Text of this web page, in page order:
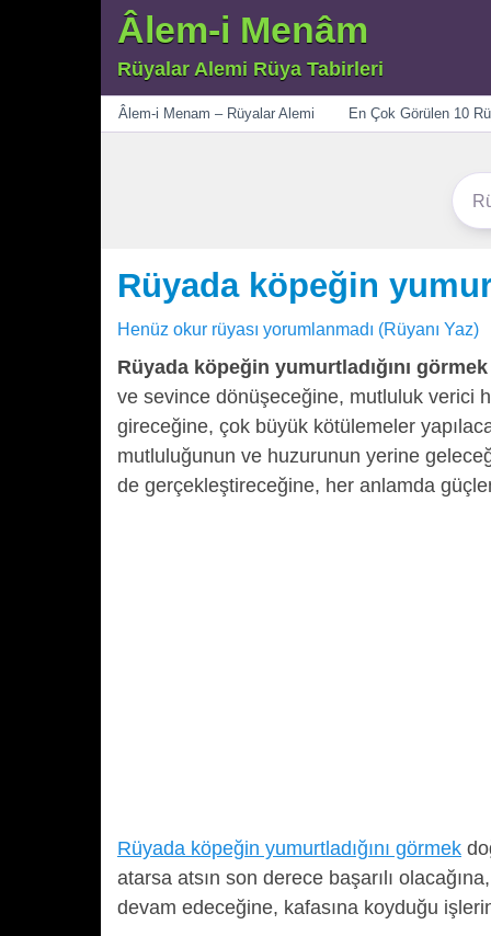
Âlem-i Menâm
Rüyalar Alemi Rüya Tabirleri
Menü
Âlem-i Menam – Rüyalar Alemi En Çok Görülen 10
Rüyada köpeğin
Henüz okur rüyası yorumlanmadı (Rüyanı Yaz)
Rüyada köpeğin yumurtladığını görmek
ve sevince dönüşeceğine, mutluluk verici
gireceğine, çok büyük kötülemeler
mutluluğunun ve huzurunun yerine
de gerçekleştireceğine, her anlamda
Rüyada köpeğin yumurtladığını görmek
atarsa atsın son derece başarılı
devam edeceğine, kafasına koyduğu